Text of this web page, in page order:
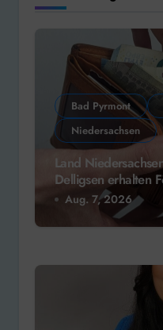
Bad Pyrmont
Niedersachsen
Land
Delligsen erhalten
Aug. 7, 2026